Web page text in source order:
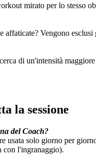
mirato per lo stesso
affaticate? Vengono
di un'intensità
la sessione
del Coach?
usata solo giorno per
con l'ingranaggio).